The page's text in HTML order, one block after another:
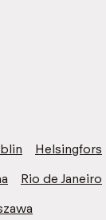
Helsingfors
Rio de Janeiro